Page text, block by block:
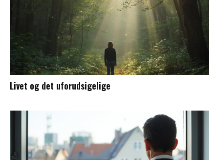
Livet og det uforudsigelige